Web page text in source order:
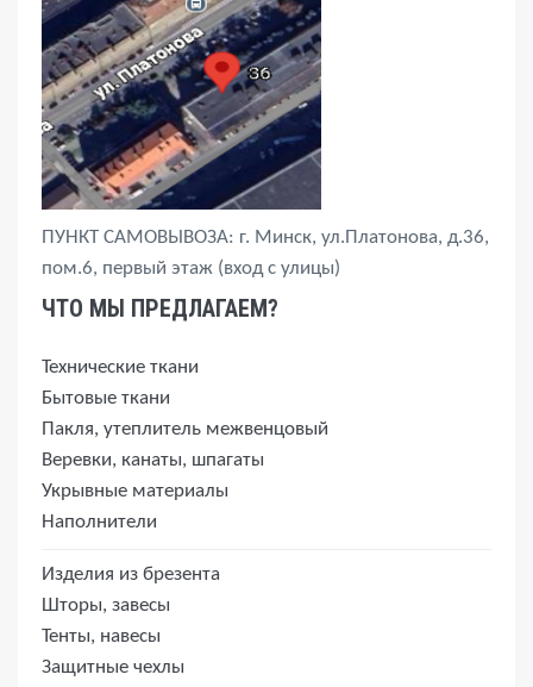
ПУНКТ САМОВЫВОЗА: г. Минск, ул.Платонова, д.36,
пом.6, первый этаж (вход с улицы)
ЧТО МЫ ПРЕДЛАГАЕМ?
Технические ткани
Бытовые ткани
Пакля, утеплитель межвенцовый
Веревки, канаты, шпагаты
Укрывные материалы
Наполнители
Изделия из брезента
Шторы, завесы
Тенты, навесы
Защитные чехлы